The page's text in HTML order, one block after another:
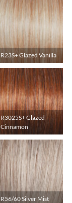
R23S+ Glazed Vanilla
R3025S+ Glazed
Cinnamon
R56/60 Silver Mist